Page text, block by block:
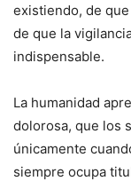
existiendo, de
de que la
indispensable.
La humanidad
dolorosa, que los
únicamente
siempre ocupa